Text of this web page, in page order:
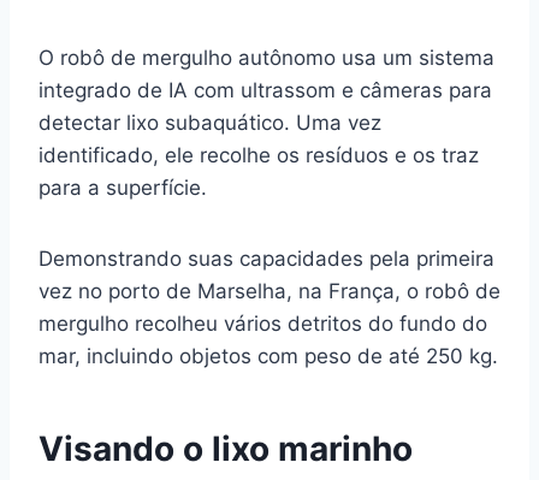
O robô de mergulho autônomo usa um sistema
integrado de IA com ultrassom e câmeras para
detectar lixo subaquático. Uma vez
identificado, ele recolhe os resíduos e os traz
para a superfície.
Demonstrando suas capacidades pela primeira
vez no porto de Marselha, na França, o robô de
mergulho recolheu vários detritos do fundo do
mar, incluindo objetos com peso de até 250 kg.
Visando o lixo marinho